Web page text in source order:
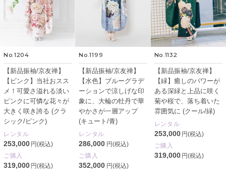
No.1204
【新品振袖/京友禅】
【ピンク】当社おスス
メ！可愛さ溢れる淡い
ピンクに可憐な花々が
大きく咲き誇る (クラ
シック/ピンク)
レンタル
253,000 円(税込)
ご購入
319,000 円(税込)
No.1199
【新品振袖/京友禅】
【水色】ブルーグラデ
ーションで涼しげな印
象に、大輪の牡丹で華
やかさが一層アップ
(キュート/青)
レンタル
286,000 円(税込)
ご購入
352,000 円(税込)
No.1132
【新品振袖/京友禅】
【緑】癒しのパワーが
ある深緑と上品に咲く
菊や桜で、落ち着いた
雰囲気に (クール/緑)
レンタル
253,000 円(税込)
ご購入
319,000 円(税込)